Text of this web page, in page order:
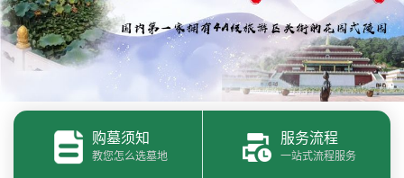
购墓须知
教您怎么选墓地
服务流程
一站式流程服务